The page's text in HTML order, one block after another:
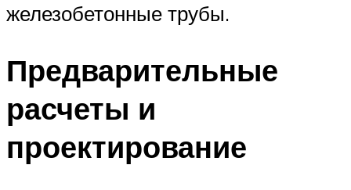
железобетонные трубы.
Предварительные
расчеты и
проектирование